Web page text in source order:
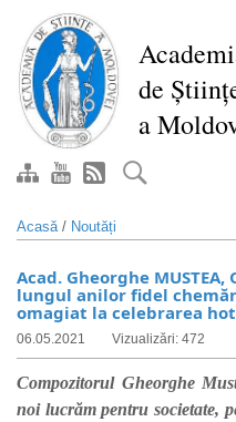
conţinutul
principal
de
a
Acasă/ Noutăți
Acad. Gheorghe
lungul anilor fidel
omagiat la celebrarea
06.05.2021 Vizualizări: 472
Compozitorul Gheorghe
noi lucrăm pentru societate,